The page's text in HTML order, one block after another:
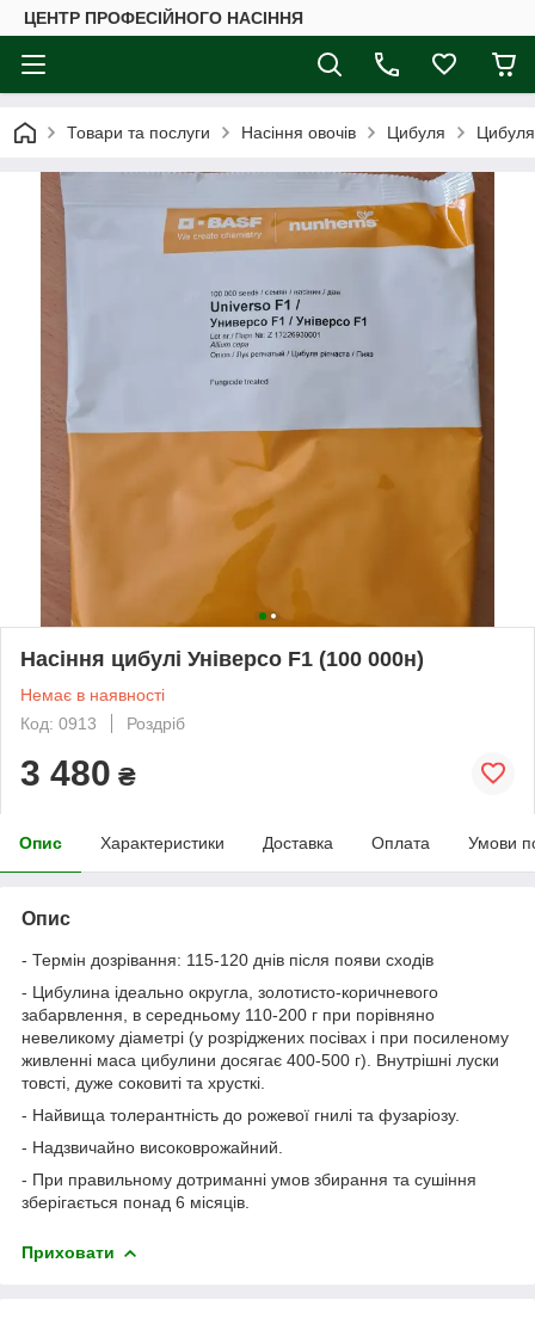
ЦЕНТР ПРОФЕСІЙНОГО НАСІННЯ
Товари та послуги Насіння овочів Цибуля Цибуля
Насіння цибулі Універсо F1 (100 000н)
Немає в наявності
Код: 0913
Роздріб
3 480 ₴
Опис Характеристики Доставка Оплата Умови
Опис
- Термін дозрівання: 115-120 днів після появи сходів
- Цибулина ідеально округла, золотисто-коричневого
забарвлення, в середньому 110-200 г при порівняно
невеликому діаметрі (у розріджених посівах і при посиленому
живленні маса цибулини досягає 400-500 г). Внутрішні луски
товсті, дуже соковиті та хрусткі.
- Найвища толерантність до рожевої гнилі та фузаріозу.
- Надзвичайно високоврожайний.
- При правильному дотриманні умов збирання та сушіння
зберігається понад 6 місяців.
Приховати